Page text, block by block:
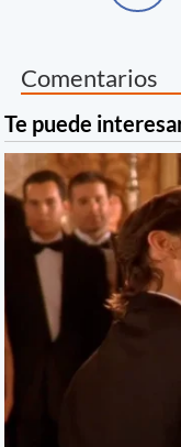
Comentarios